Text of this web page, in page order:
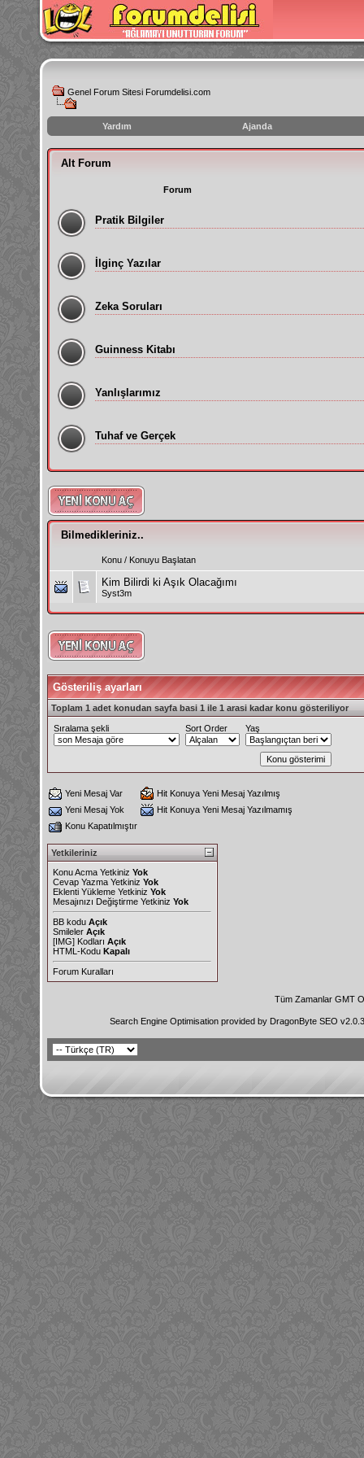
Genel Forum Sitesi Forumdelisi.com
Yardım Ajanda
instagram
izlenme
Alt Forum
Forum
Pratik Bilgiler
İlginç Yazılar
Zeka Soruları
Guinness Kitabı
Yanlışlarımız
Tuhaf ve Gerçek
Bilmedikleriniz..
Konu / Konuyu Başlatan
Kim Bilirdi ki Aşık Olacağımı
Syst3m
Gösteriliş ayarları
Toplam 1 adet konudan sayfa basi 1 ile 1 arasi kadar konu gösteriliyor
Sıralama şekli Sort Order Yaş
Yeni Mesaj Var
Hit Konuya Yeni Mesaj Yazılmış
Yeni Mesaj Yok
Hit Konuya Yeni Mesaj Yazılmamış
Konu Kapatılmıştır
Yetkileriniz
Konu Acma Yetkiniz Yok
Cevap Yazma Yetkiniz Yok
Eklenti Yükleme Yetkiniz Yok
Mesajınızı Değiştirme Yetkiniz Yok
BB kodu Açık
Smileler Açık
[IMG] Kodları Açık
HTML-Kodu Kapalı
Forum Kuralları
Tüm Zamanlar GMT
Search Engine Optimisation provided by DragonByte SEO